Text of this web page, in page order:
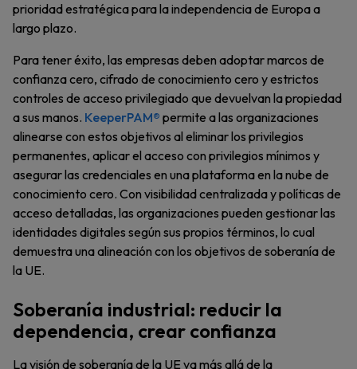
prioridad estratégica para la independencia de Europa a
largo plazo.
Para tener éxito, las empresas deben adoptar marcos de
confianza cero, cifrado de conocimiento cero y estrictos
controles de acceso privilegiado que devuelvan la propiedad
a sus manos. KeeperPAM® permite a las organizaciones
alinearse con estos objetivos al eliminar los privilegios
permanentes, aplicar el acceso con privilegios mínimos y
asegurar las credenciales en una plataforma en la nube de
conocimiento cero. Con visibilidad centralizada y políticas de
acceso detalladas, las organizaciones pueden gestionar las
identidades digitales según sus propios términos, lo cual
demuestra una alineación con los objetivos de soberanía de
la UE.
Soberanía industrial: reducir la
dependencia, crear confianza
La visión de soberanía de la UE va más allá de la